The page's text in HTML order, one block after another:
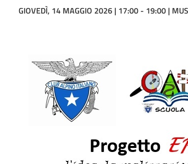
GIOVEDÌ, 14 MAGGIO 2026 | 17:00 - 19:00 |